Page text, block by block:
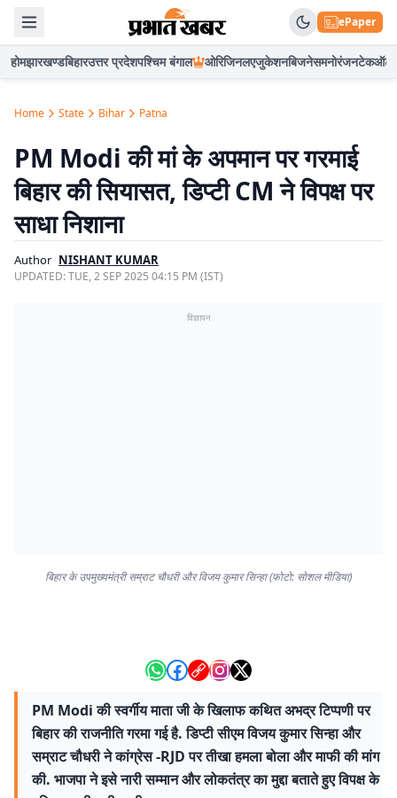
ePaper
होमझारखण्डबिहारउत्तर प्रदेशपश्चिम बंगाल ओरिजिनलएजुकेशनबिजनेसमनोरंजनटेकऑटो
Home State Bihar Patna
PM Modi की मां के अपमान पर गरमाई
बिहार की सियासत, डिप्टी CM ने विपक्ष पर
साधा निशाना
Author NISHANT KUMAR
UPDATED:TUE, 2 SEP 2025 04:15 PM (IST)
विज्ञापन
बिहार के उपमुख्यमंत्री सम्राट चौधरी और विजय कुमार सिन्हा (फोटो: सोशल मीडिया)
PM Modi की स्वर्गीय माता जी के खिलाफ कथित अभद्र टिप्पणी पर
बिहार की राजनीति गरमा गई है. डिप्टी सीएम विजय कुमार सिन्हा और
सम्राट चौधरी ने कांग्रेस -RJD पर तीखा हमला बोला और माफी की मांग
की. भाजपा ने इसे नारी सम्मान और लोकतंत्र का मुद्दा बताते हुए विपक्ष के